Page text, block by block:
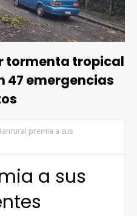
tormenta tropical
47 emergencias
premia a sus
a sus